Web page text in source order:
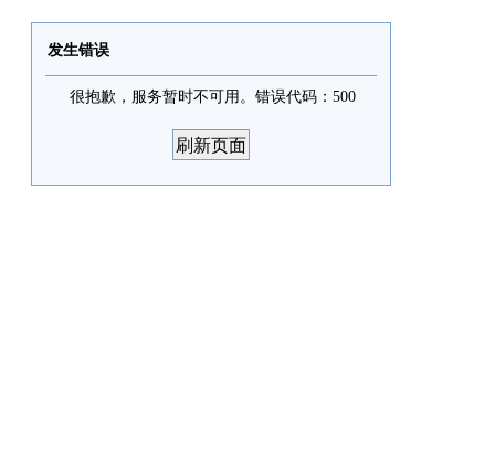
发生错误
很抱歉，服务暂时不可用。错误代码：500